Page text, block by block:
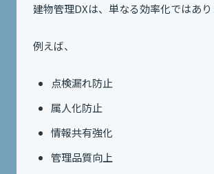
建物管理DXは、単なる効率化ではあり
例えば、
点検漏れ防止
属人化防止
情報共有強化
管理品質向上